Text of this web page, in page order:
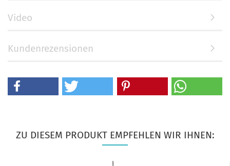
Video
Kundenrezensionen
ZU DIESEM PRODUKT EMPFEHLEN WIR IHNEN: